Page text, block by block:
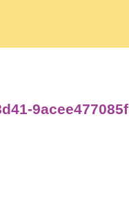
9acee477085f